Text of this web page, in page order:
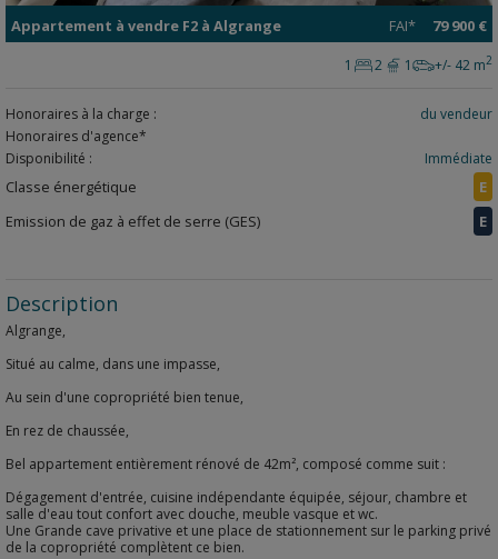
79 900 €
Appartement à vendre F2 à Algrange FAI*
1 2 1 +/- 42 m2
Honoraires à la charge :
du vendeur
Honoraires d'agence*
Disponibilité :
Immédiate
Classe énergétique
E
Emission de gaz à effet de serre (GES)
E
Description
Algrange,
Situé au calme, dans une impasse,
Au sein d'une copropriété bien tenue,
En rez de chaussée,
Bel appartement entièrement rénové de 42m², composé comme suit :
Dégagement d'entrée, cuisine indépendante équipée, séjour, chambre et
salle d'eau tout confort avec douche, meuble vasque et wc.
Une Grande cave privative et une place de stationnement sur le parking privé
de la copropriété complètent ce bien.